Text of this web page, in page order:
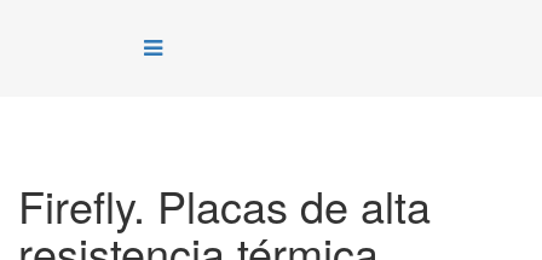
Firefly. Placas de alta